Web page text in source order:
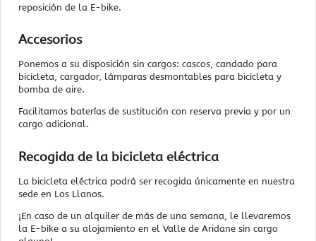
reposición de la E-bike.
Accesorios
Ponemos a su disposición sin cargos: cascos, candado para
bicicleta, cargador, lámparas desmontables para bicicleta y
bomba de aire.
Facilitamos baterías de sustitución con reserva previa y por un
cargo adicional.
Recogida de la bicicleta eléctrica
La bicicleta eléctrica podrá ser recogida únicamente en nuestra
sede en Los Llanos.
¡En caso de un alquiler de más de una semana, le llevaremos
la E-bike a su alojamiento en el Valle de Aridane sin cargo